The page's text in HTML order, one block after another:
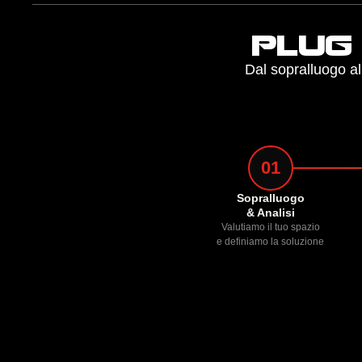
plug
Dal sopralluogo
01
Sopralluogo
& Analisi
Valutiamo il tuo spazio
e definiamo la soluzione